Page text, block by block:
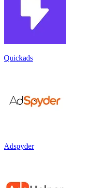
Quickads
Adspyder